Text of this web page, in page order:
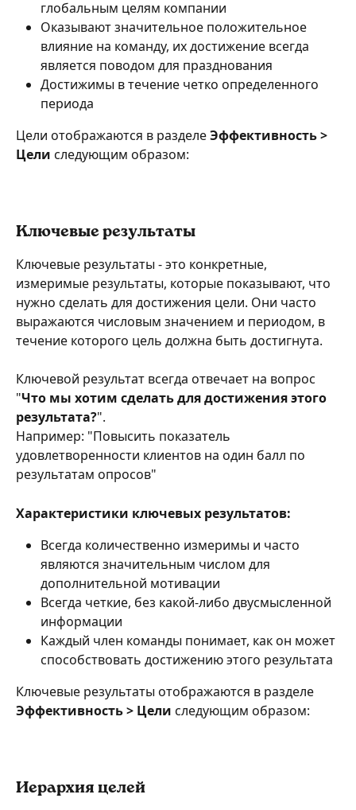
глобальным целям компании
Оказывают значительное положительное
влияние на команду, их достижение всегда
является поводом для празднования
Достижимы в течение четко определенного
периода
Цели отображаются в разделе Эффективность >
Цели следующим образом:
Ключевые результаты
Ключевые результаты - это конкретные,
измеримые результаты, которые показывают, что
нужно сделать для достижения цели. Они часто
выражаются числовым значением и периодом, в
течение которого цель должна быть достигнута.
Ключевой результат всегда отвечает на вопрос
"Что мы хотим сделать для достижения этого
результата?".
Например: "Повысить показатель
удовлетворенности клиентов на один балл по
результатам опросов"
Характеристики ключевых результатов:
Всегда количественно измеримы и часто
являются значительным числом для
дополнительной мотивации
Всегда четкие, без какой-либо двусмысленной
информации
Каждый член команды понимает, как он может
способствовать достижению этого результата
Ключевые результаты отображаются в разделе
Эффективность > Цели следующим образом:
Иерархия целей